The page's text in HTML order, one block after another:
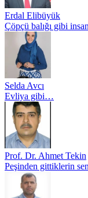
Erdal Elibüyük
Çöpçü balığı gibi
Selda Avcı
Evliya gibi…
Prof. Dr. Ahmet Tekin
Peşinden gittiklerin